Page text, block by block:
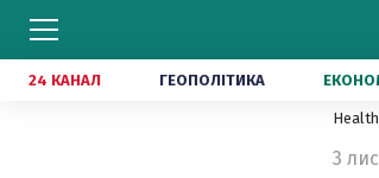
24 КАНАЛ ГЕОПОЛІТИКА
3